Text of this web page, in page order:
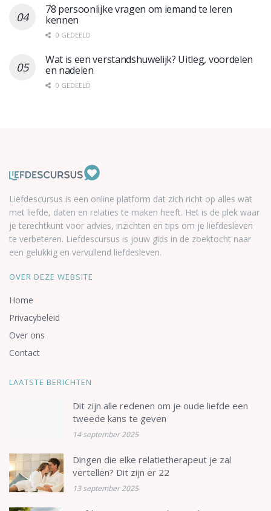
78 persoonlijke vragen om iemand te leren
kennen
0 GEDEELD
Wat is een verstandshuwelijk? Uitleg, voordelen
en nadelen
0 GEDEELD
Liefdescursus is een online platform dat zich richt op alles wat
met liefde, daten en relaties te maken heeft. Het is de plek waar
je terechtkunt voor advies, inzichten en tips om je liefdesleven
te verbeteren. Liefdescursus is jouw gids in de zoektocht naar
een gelukkig en vervullend liefdesleven.
OVER DEZE WEBSITE
Home
Privacybeleid
Over ons
Contact
LAATSTE BERICHTEN
Dit zijn alle redenen om je oude liefde een
tweede kans te geven
14 september 2025
Dingen die elke relatietherapeut je zal
vertellen? Dit zijn er 22
13 september 2025